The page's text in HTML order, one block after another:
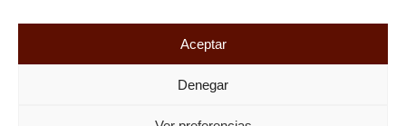
Aceptar
Denegar